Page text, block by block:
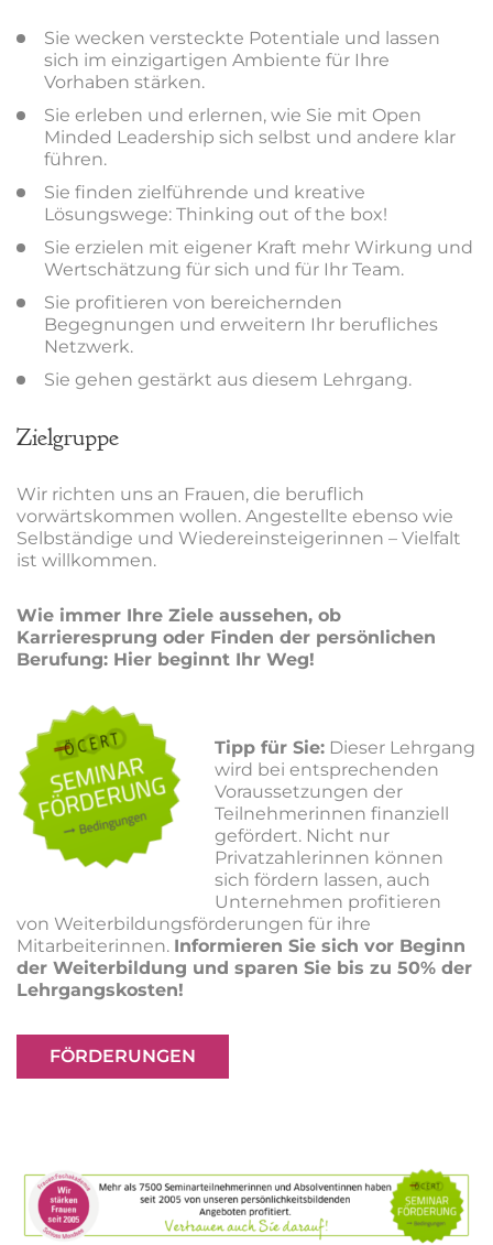
Sie wecken versteckte Potentiale und lassen
sich im einzigartigen Ambiente für Ihre
Vorhaben stärken.
Sie erleben und erlernen, wie Sie mit Open
Minded Leadership sich selbst und andere klar
führen.
Sie finden zielführende und kreative
Lösungswege: Thinking out of the box!
Sie erzielen mit eigener Kraft mehr Wirkung und
Wertschätzung für sich und für Ihr Team.
Sie profitieren von bereichernden
Begegnungen und erweitern Ihr berufliches
Netzwerk.
Sie gehen gestärkt aus diesem Lehrgang.
Zielgruppe
Wir richten uns an Frauen, die beruflich
vorwärtskommen wollen. Angestellte ebenso wie
Selbständige und Wiedereinsteigerinnen – Vielfalt
ist willkommen.
Wie immer Ihre Ziele aussehen, ob
Karrieresprung oder Finden der persönlichen
Berufung: Hier beginnt Ihr Weg!
Tipp für Sie: Dieser Lehrgang
wird bei entsprechenden
Voraussetzungen der
Teilnehmerinnen finanziell
gefördert. Nicht nur
Privatzahlerinnen können
sich fördern lassen, auch
Unternehmen profitieren
von Weiterbildungsförderungen für ihre
Mitarbeiterinnen. Informieren Sie sich vor Beginn
der Weiterbildung und sparen Sie bis zu 50% der
Lehrgangskosten!
FÖRDERUNGEN